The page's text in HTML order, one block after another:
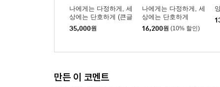
나에게는 다정하게, 세
상에는 단호하게 (큰글
자도서)
35,000원
나에게는 다정하게, 세
상에는 단호하게
16,200원 (10% 할인)
만든 이 코멘트